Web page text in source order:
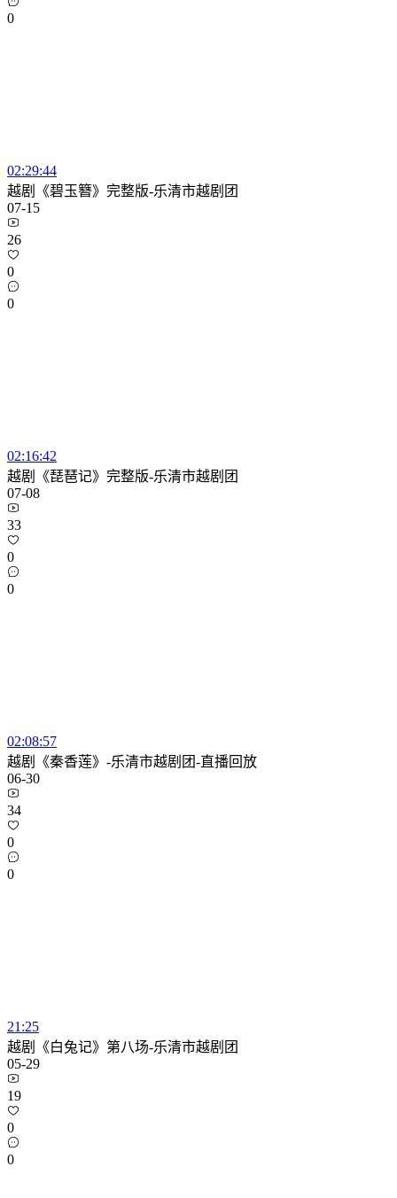
0
02:29:44
越剧《碧玉簪》完整版-乐清市越剧团
07-15
26
0
0
02:16:42
越剧《琵琶记》完整版-乐清市越剧团
07-08
33
0
0
02:08:57
越剧《秦香莲》-乐清市越剧团-直播回放
06-30
34
0
0
21:25
越剧《白兔记》第八场-乐清市越剧团
05-29
19
0
0